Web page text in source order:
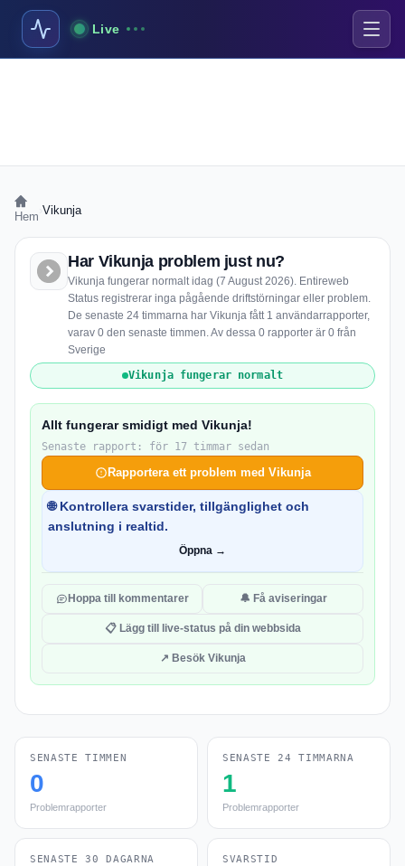
Live
Hem Vikunja
Har Vikunja problem just nu?
Vikunja fungerar normalt idag (7 August 2026). Entireweb
Status registrerar inga pågående driftstörningar eller problem.
De senaste 24 timmarna har Vikunja fått 1 användarrapporter,
varav 0 den senaste timmen. Av dessa 0 rapporter är 0 från
Sverige
Vikunja fungerar normalt
Allt fungerar smidigt med Vikunja!
Senaste rapport: för 17 timmar sedan
Rapportera ett problem med Vikunja
🌐 Kontrollera svarstider, tillgänglighet och
anslutning i realtid.
Öppna →
Hoppa till kommentarer 🔔 Få aviseringar
📋 Lägg till live-status på din webbsida
↗ Besök Vikunja
SENASTE TIMMEN
0
Problemrapporter
SENASTE 24 TIMMARNA
1
Problemrapporter
SENASTE 30 DAGARNA SVARSTID